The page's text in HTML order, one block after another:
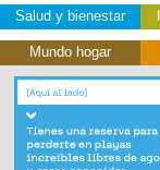
Salud y bienestar
Mundo hogar